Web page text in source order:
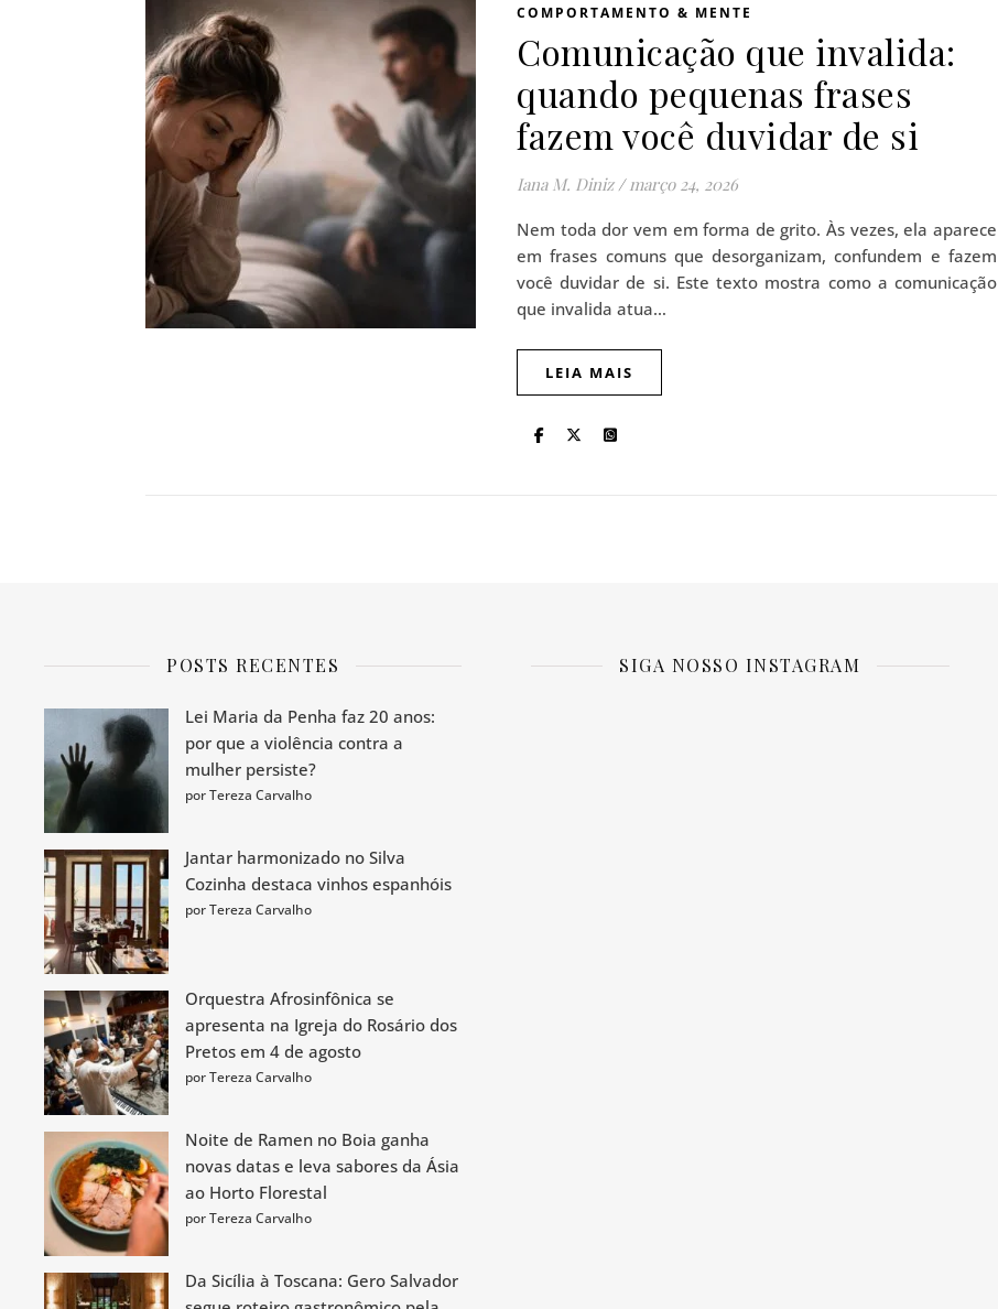
COMPORTAMENTO & MENTE
Comunicação que invalida:
quando pequenas frases
fazem você duvidar de si
Iana M. Diniz / março 24, 2026
Nem toda dor vem em forma de grito. Às vezes, ela aparece
em frases comuns que desorganizam, confundem e fazem
você duvidar de si. Este texto mostra como a comunicação
que invalida atua…
LEIA MAIS
POSTS RECENTES
Lei Maria da Penha faz 20 anos:
por que a violência contra a
mulher persiste?
por Tereza Carvalho
Jantar harmonizado no Silva
Cozinha destaca vinhos espanhóis
por Tereza Carvalho
Orquestra Afrosinfônica se
apresenta na Igreja do Rosário dos
Pretos em 4 de agosto
por Tereza Carvalho
Noite de Ramen no Boia ganha
novas datas e leva sabores da Ásia
ao Horto Florestal
por Tereza Carvalho
Da Sicília à Toscana: Gero Salvador
SIGA NOSSO INSTAGRAM